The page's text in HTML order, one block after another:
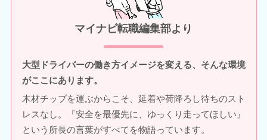
マイナビ転職編集部より
大型ドライバーの働き方イメージを変える、そんな環境
がここにあります。
木材チップを運ぶからこそ、延着や荷降ろし待ちのスト
レスなし。『安全を最優先に、ゆっくり走ってほしい』
という所長の言葉がすべてを物語っています。